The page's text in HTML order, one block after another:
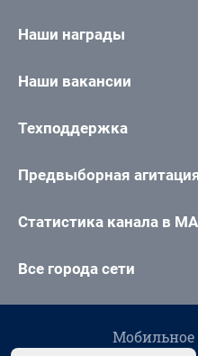
Наши награды
Наши вакансии
Техподдержка
Предвыборная
Статистика канала в
Все города сети